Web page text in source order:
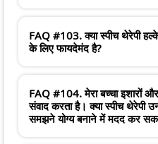
FAQ #103. क्या स्पीच थेरेपी
के लिए फायदेमंद है?
FAQ #104. मेरा बच्चा इशारों
संवाद करता है। क्या स्पीच थेरेपी
समझने योग्य बनाने में मदद कर